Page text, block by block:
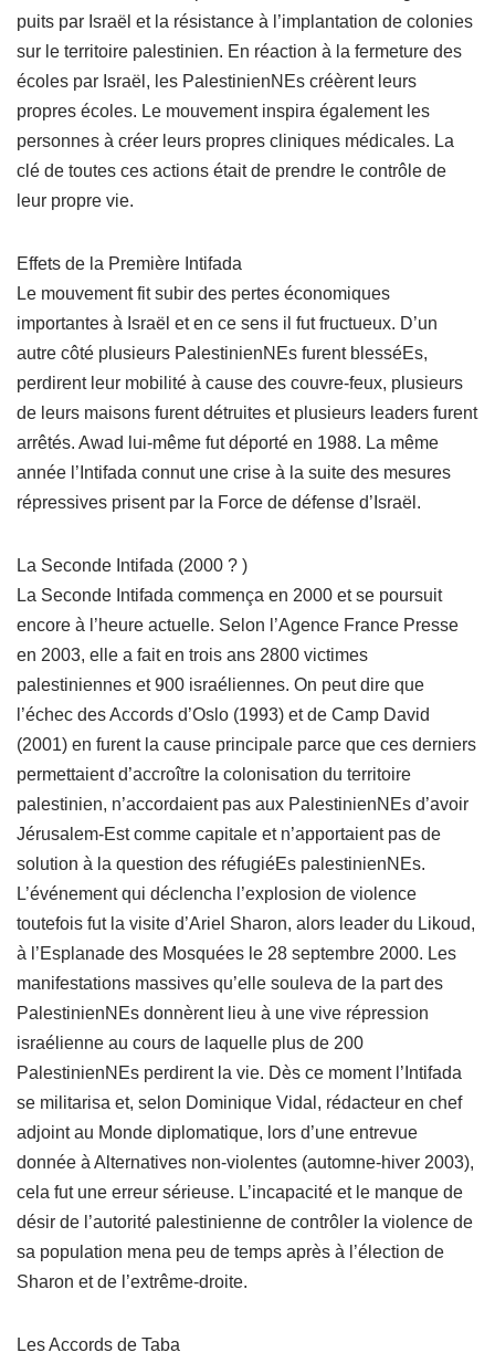
puits par Israël et la résistance à l’implantation de colonies
sur le territoire palestinien. En réaction à la fermeture des
écoles par Israël, les PalestinienNEs créèrent leurs
propres écoles. Le mouvement inspira également les
personnes à créer leurs propres cliniques médicales. La
clé de toutes ces actions était de prendre le contrôle de
leur propre vie.
Effets de la Première Intifada
Le mouvement fit subir des pertes économiques
importantes à Israël et en ce sens il fut fructueux. D’un
autre côté plusieurs PalestinienNEs furent blesséEs,
perdirent leur mobilité à cause des couvre-feux, plusieurs
de leurs maisons furent détruites et plusieurs leaders furent
arrêtés. Awad lui-même fut déporté en 1988. La même
année l’Intifada connut une crise à la suite des mesures
répressives prisent par la Force de défense d’Israël.
La Seconde Intifada (2000 ? )
La Seconde Intifada commença en 2000 et se poursuit
encore à l’heure actuelle. Selon l’Agence France Presse
en 2003, elle a fait en trois ans 2800 victimes
palestiniennes et 900 israéliennes. On peut dire que
l’échec des Accords d’Oslo (1993) et de Camp David
(2001) en furent la cause principale parce que ces derniers
permettaient d’accroître la colonisation du territoire
palestinien, n’accordaient pas aux PalestinienNEs d’avoir
Jérusalem-Est comme capitale et n’apportaient pas de
solution à la question des réfugiéEs palestinienNEs.
L’événement qui déclencha l’explosion de violence
toutefois fut la visite d’Ariel Sharon, alors leader du Likoud,
à l’Esplanade des Mosquées le 28 septembre 2000. Les
manifestations massives qu’elle souleva de la part des
PalestinienNEs donnèrent lieu à une vive répression
israélienne au cours de laquelle plus de 200
PalestinienNEs perdirent la vie. Dès ce moment l’Intifada
se militarisa et, selon Dominique Vidal, rédacteur en chef
adjoint au Monde diplomatique, lors d’une entrevue
donnée à Alternatives non-violentes (automne-hiver 2003),
cela fut une erreur sérieuse. L’incapacité et le manque de
désir de l’autorité palestinienne de contrôler la violence de
sa population mena peu de temps après à l’élection de
Sharon et de l’extrême-droite.
Les Accords de Taba